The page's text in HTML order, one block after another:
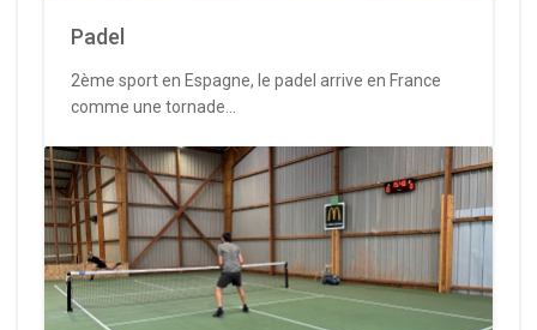
Padel
2ème sport en Espagne, le padel arrive en France
comme une tornade...